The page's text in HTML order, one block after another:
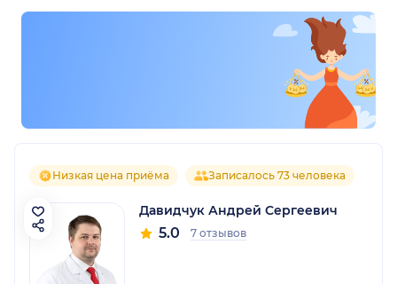
Низкая цена приёма Записалось 73 человека
Давидчук Андрей Сергеевич
5.0 7 отзывов